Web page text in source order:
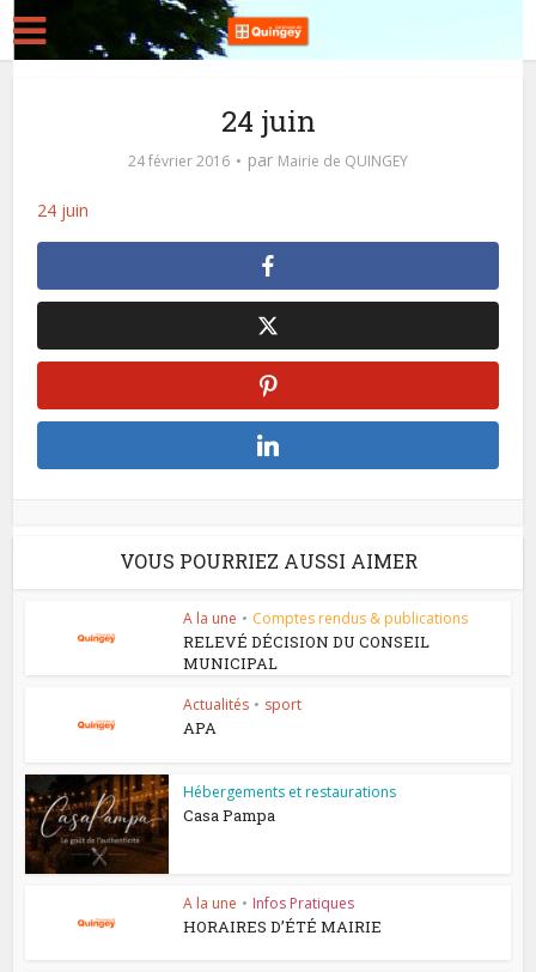
24 juin
24 février 2016 par Mairie de QUINGEY
24 juin
VOUS POURRIEZ AUSSI AIMER
A la une • Comptes rendus & publications
RELEVÉ DÉCISION DU CONSEIL
MUNICIPAL
Actualités • sport
APA
Hébergements et restaurations
Casa Pampa
A la une • Infos Pratiques
HORAIRES D’ÉTÉ MAIRIE